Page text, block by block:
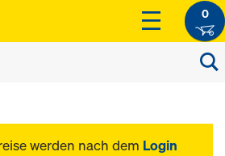
0
werden nach dem Login